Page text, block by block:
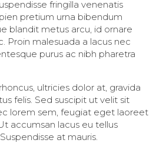
fringilla venenatis
pretium urna bibendum
blandit metus arcu, id ornare
Proin malesuada a lacus nec
purus ac nibh pharetra
ultricies dolor at, gravida
felis. Sed suscipit ut velit sit
lorem sem, feugiat eget laoreet
accumsan lacus eu tellus
at mauris.